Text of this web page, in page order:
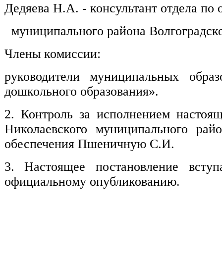
Дедяева Н.А. - консультант отдела
муниципального района
Члены комиссии:
руководители муниципальных
дошкольного образования».
2. Контроль за исполнением
Николаевского муниципального
обеспечения Пшеничную С.И.
3. Настоящее постановление
официальному опубликованию.